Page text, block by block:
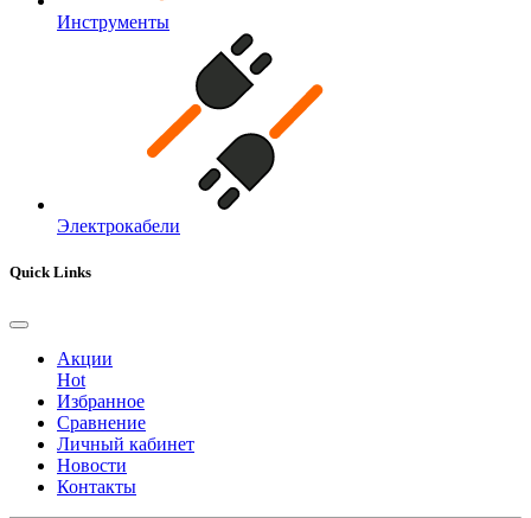
Инструменты
Электрокабели
Quick Links
Акции
Hot
Избранное
Сравнение
Личный кабинет
Новости
Контакты